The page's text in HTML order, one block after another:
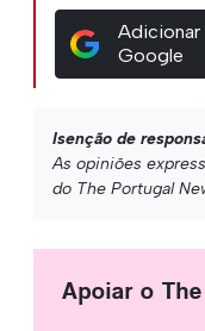
Google
Isenção de
As opiniões
do The Portugal
Apoiar o